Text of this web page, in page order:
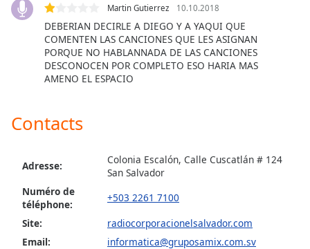
opens
subtitles
settings
dialog
subtitles
,
Audio
Picture-
Fullscreen
Martin Gutierrez 10.10.2018
DEBERIAN DECIRLE A DIEGO Y A YAQUI QUE
COMENTEN LAS CANCIONES QUE LES ASIGNAN
PORQUE NO HABLANNADA DE LAS CANCIONES
DESCONOCEN POR COMPLETO ESO HARIA MAS
AMENO EL ESPACIO
Contacts
Adresse:
Colonia Escalón, Calle Cuscatlán # 124
San Salvador
Numéro de
téléphone:
+503 2261 7100
Site:
radiocorporacionelsalvador.com
Email:
informatica@gruposamix.com.sv